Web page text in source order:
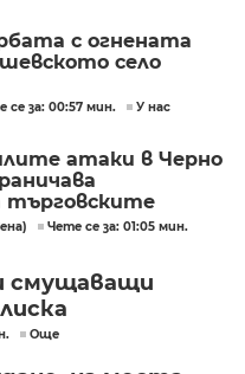
с огнената
село
се за: 00:57 мин. У нас
атаки в Черно
търговските
Чете се за: 01:05 мин.
смущаващи
Още